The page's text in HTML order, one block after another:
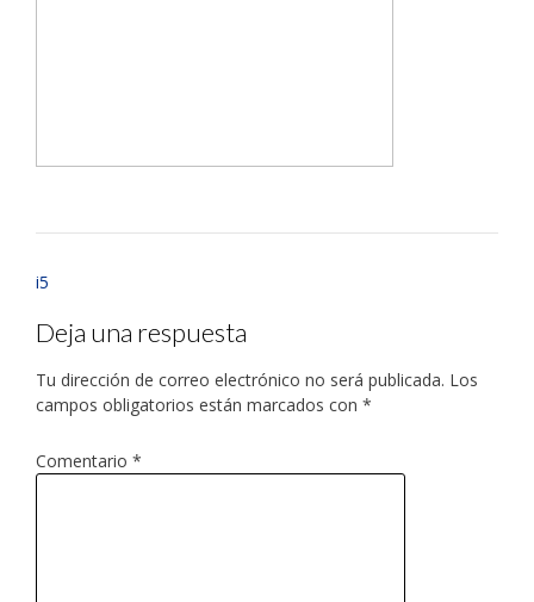
i5
Deja una respuesta
Tu dirección de correo electrónico no será publicada. Los
campos obligatorios están marcados con *
Comentario *